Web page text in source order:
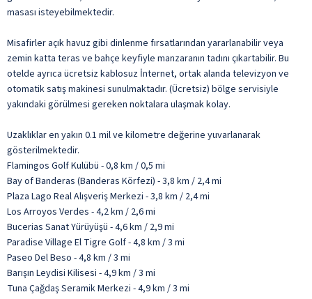
masası isteyebilmektedir.
Misafirler açık havuz gibi dinlenme fırsatlarından yararlanabilir veya
zemin katta teras ve bahçe keyfiyle manzaranın tadını çıkartabilir. Bu
otelde ayrıca ücretsiz kablosuz İnternet, ortak alanda televizyon ve
otomatik satış makinesi sunulmaktadır. (Ücretsiz) bölge servisiyle
yakındaki görülmesi gereken noktalara ulaşmak kolay.
Uzaklıklar en yakın 0.1 mil ve kilometre değerine yuvarlanarak
gösterilmektedir.
Flamingos Golf Kulübü - 0,8 km / 0,5 mi
Bay of Banderas (Banderas Körfezi) - 3,8 km / 2,4 mi
Plaza Lago Real Alışveriş Merkezi - 3,8 km / 2,4 mi
Los Arroyos Verdes - 4,2 km / 2,6 mi
Bucerias Sanat Yürüyüşü - 4,6 km / 2,9 mi
Paradise Village El Tigre Golf - 4,8 km / 3 mi
Paseo Del Beso - 4,8 km / 3 mi
Barışın Leydisi Kilisesi - 4,9 km / 3 mi
Tuna Çağdaş Seramik Merkezi - 4,9 km / 3 mi